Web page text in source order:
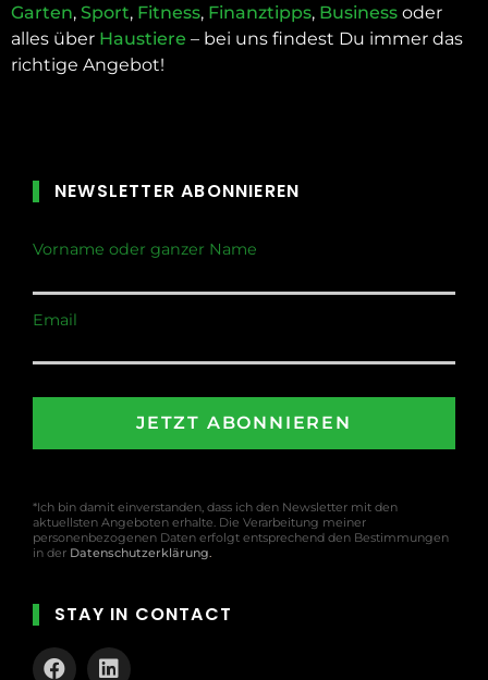
Garten, Sport, Fitness, Finanztipps, Business oder
alles über Haustiere – bei uns findest Du immer das
richtige Angebot!
STAY IN CONTACT
NEWSLETTER ABONNIEREN
Vorname oder ganzer Name
Email
*Ich bin damit einverstanden, dass ich den Newsletter mit den
aktuellsten Angeboten erhalte. Die Verarbeitung meiner
personenbezogenen Daten erfolgt entsprechend den Bestimmungen
in der Datenschutzerklärung